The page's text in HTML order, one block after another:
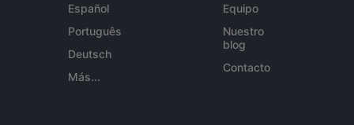
Español
Português
Deutsch
Más...
Equipo
Nuestro
blog
Contacto